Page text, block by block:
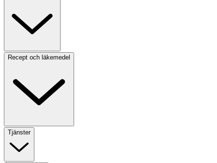
Recept och läkemedel
Tjänster